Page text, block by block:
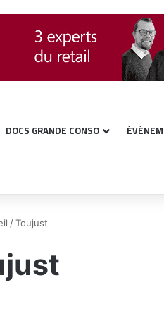
DOCS GRANDE CONSO
/Toujust